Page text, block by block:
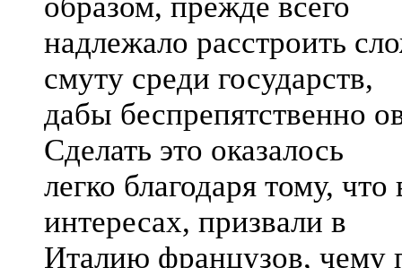
надлежало расстроить
смуту среди государств,
дабы беспрепятственно
Сделать это оказалось
легко благодаря тому,
интересах, призвали в
Италию французов, чему